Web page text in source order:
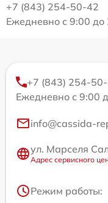
+7 (843) 254-50-42
Ежедневно с 9:00 до
+7 (843) 254-
Ежедневно с 9:00
info@cassida-
ул. Марселя
Адрес сервисного
Режим работы: